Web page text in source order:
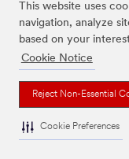
This website uses
navigation, analyze
based on your
Cookie Notice
Reject Non-Essential
Cookie Preferences